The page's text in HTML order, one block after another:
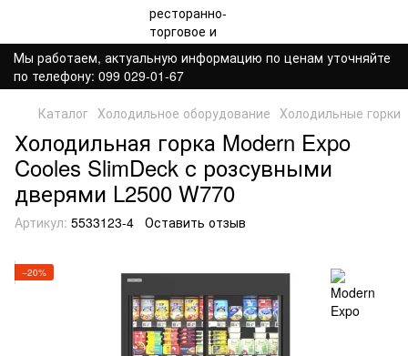
Мы работаем, актуальную информацию по ценам уточняйте
по телефону: 099 029-01-67
Каталог Холодильное оборудование Холодильные горки
Холодильная горка Modern Expo
Cooles SlimDeck с розсувными
дверями L2500 W770
Артикул: 5533123-4 Оставить отзыв
−20%